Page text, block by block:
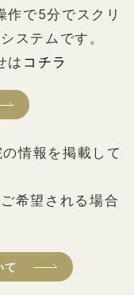
作で5分でスクリ
ステムです。
は コチラ
情報を掲載して
希望される場合
て